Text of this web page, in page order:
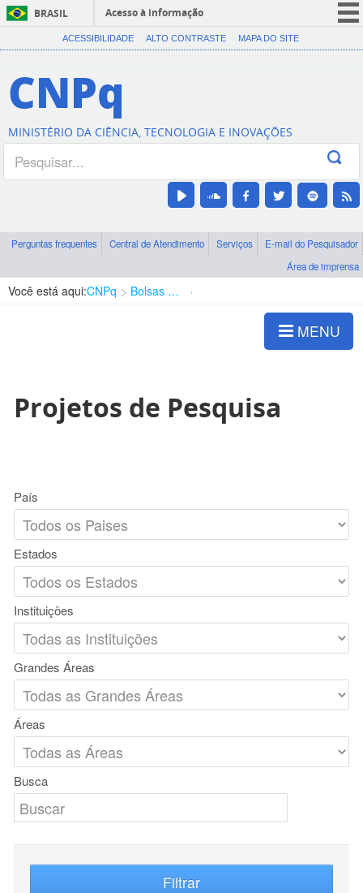
BRASIL
Acesso à informação
CORONAVÍRUS (COVID-19)
Canais
ACESSIBILIDADE ALTO CONTRASTE MAPA DO SITE
CNPq
MINISTÉRIO DA CIÊNCIA, TECNOLOGIA E INOVAÇÕES
Perguntas frequentes Central de Atendimento Serviços
E-mail do Pesquisador
Área de imprensa
Você está aqui:CNPq Bolsas e Auxílios Vigentes
MENU
Projetos de Pesquisa
País
Estados
Instituições
Grandes Áreas
Áreas
Busca
Filtrar